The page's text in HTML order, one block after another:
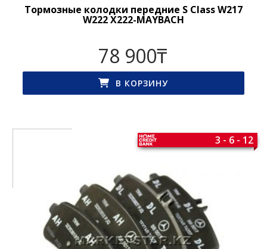
Тормозные колодки передние S Class W217
W222 X222-MAYBACH
78 900₸
В КОРЗИНУ
3 - 6 - 12